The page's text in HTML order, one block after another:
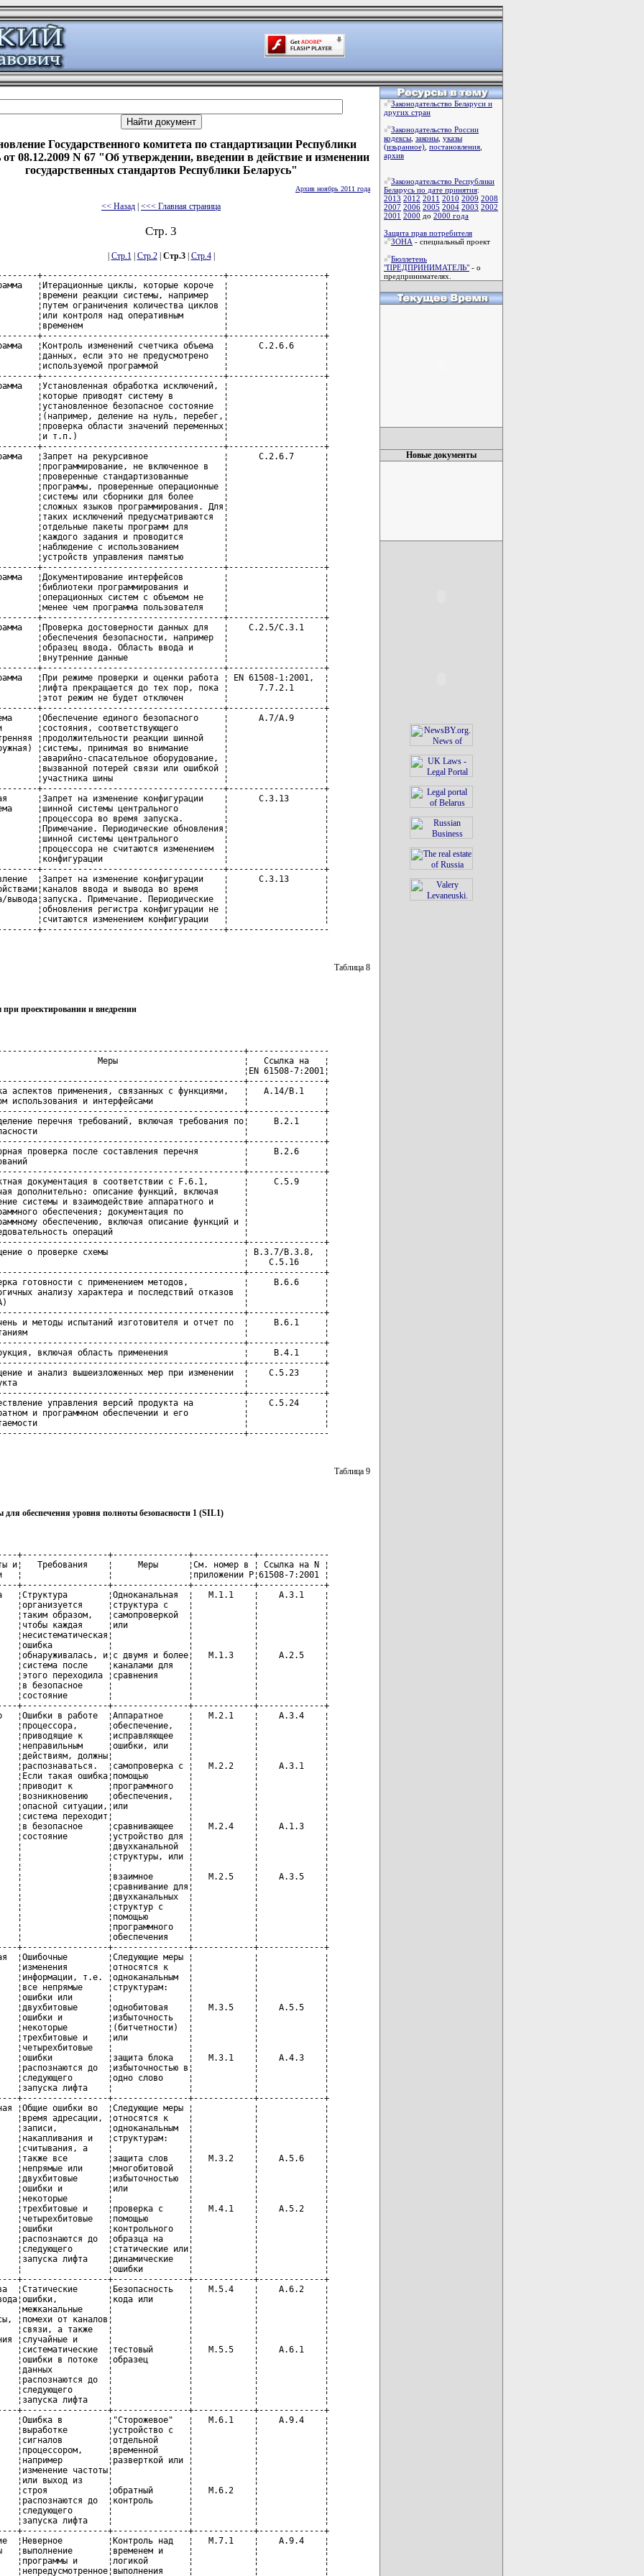
Государственного комитета по стандартизации Республики
от 08.12.2009 N 67 "Об утверждении, введении в действие и изменении
государственных стандартов Республики Беларусь"
Архив ноябрь 2011 года
<< Назад | <<< Главная страница
Стр. 3
| Стр.1 | Стр.2| Стр.3| Стр.4|
+------------------------------------+-------------------+
¦Итерационные циклы, которые короче  ¦                   ¦
¦времени реакции системы, например   ¦                   ¦
¦путем ограничения количества циклов ¦                   ¦
¦или контроля над оперативным        ¦                   ¦
¦временем                            ¦                   ¦
+------------------------------------+-------------------+
¦Контроль изменений счетчика объема  ¦      С.2.6.6      ¦
¦данных, если это не предусмотрено   ¦                   ¦
¦используемой программой             ¦                   ¦
+------------------------------------+-------------------+
¦Установленная обработка исключений, ¦                   ¦
¦которые приводят систему в          ¦                   ¦
¦установленное безопасное состояние  ¦                   ¦
¦(например, деление на нуль, перебег,¦                   ¦
¦проверка области значений переменных¦                   ¦
¦и т.п.)                             ¦                   ¦
+------------------------------------+-------------------+
¦Запрет на рекурсивное               ¦      С.2.6.7      ¦
¦программирование, не включенное в   ¦                   ¦
¦проверенные стандартизованные       ¦                   ¦
¦программы, проверенные операционные ¦                   ¦
¦системы или сборники для более      ¦                   ¦
¦сложных языков программирования. Для¦                   ¦
¦таких исключений предусматриваются  ¦                   ¦
¦отдельные пакеты программ для       ¦                   ¦
¦каждого задания и проводится        ¦                   ¦
¦наблюдение с использованием         ¦                   ¦
¦устройств управления памятью        ¦                   ¦
+------------------------------------+-------------------+
¦Документирование интерфейсов        ¦                   ¦
¦библиотеки программирования и       ¦                   ¦
¦операционных систем с объемом не    ¦                   ¦
¦менее чем программа пользователя    ¦                   ¦
+------------------------------------+-------------------+
¦Проверка достоверности данных для   ¦    С.2.5/С.3.1    ¦
¦обеспечения безопасности, например  ¦                   ¦
¦образец ввода. Область ввода и      ¦                   ¦
¦внутренние данные                   ¦                   ¦
+------------------------------------+-------------------+
¦При режиме проверки и оценки работа ¦ EN 61508-1:2001,  ¦
¦лифта прекращается до тех пор, пока ¦      7.7.2.1      ¦
¦этот режим не будет отключен        ¦                   ¦
+------------------------------------+-------------------+
¦Обеспечение единого безопасного     ¦      А.7/А.9      ¦
¦состояния, соответствующего         ¦                   ¦
¦продолжительности реакции шинной    ¦                   ¦
¦системы, принимая во внимание       ¦                   ¦
¦аварийно-спасательное оборудование, ¦                   ¦
¦вызванной потерей связи или ошибкой ¦                   ¦
¦участника шины                      ¦                   ¦
+------------------------------------+-------------------+
¦Запрет на изменение конфигурации    ¦      С.3.13       ¦
¦шинной системы центрального         ¦                   ¦
¦процессора во время запуска.        ¦                   ¦
¦Примечание. Периодические обновления¦                   ¦
¦шинной системы центрального         ¦                   ¦
¦процессора не считаются изменением  ¦                   ¦
¦конфигурации                        ¦                   ¦
+------------------------------------+-------------------+
¦Запрет на изменение конфигурации    ¦      С.3.13       ¦
ввода и вывода во время     ¦                   ¦
вывода¦запуска. Примечание. Периодические  ¦                   ¦
¦обновления регистра конфигурации не ¦                   ¦
¦считаются изменением конфигурации   ¦                   ¦
+------------------------------------+--------------------
Таблица 8
проектировании и внедрении
+----------------
Меры                         ¦   Ссылка на   ¦
¦EN 61508-7:2001¦
+---------------+
аспектов применения, связанных с функциями,   ¦   А.14/В.1    ¦
использования и интерфейсами                  ¦               ¦
+---------------+
перечня требований, включая требования по¦     В.2.1     ¦
¦               ¦
+---------------+
проверка после составления перечня         ¦     В.2.6     ¦
¦               ¦
+---------------+
документация в соответствии с F.6.1,       ¦     С.5.9     ¦
дополнительно: описание функций, включая     ¦               ¦
системы и взаимодействие аппаратного и      ¦               ¦
обеспечения; документация по            ¦               ¦
обеспечению, включая описание функций и ¦               ¦
операций                          ¦               ¦
+---------------+
о проверке схемы                           ¦ В.3.7/В.3.8,  ¦
¦    С.5.16     ¦
+---------------+
готовности с применением методов,           ¦     В.6.6     ¦
анализу характера и последствий отказов  ¦               ¦
¦               ¦
+---------------+
и методы испытаний изготовителя и отчет по  ¦     В.6.1     ¦
¦               ¦
+---------------+
включая область применения               ¦     В.4.1     ¦
+---------------+
и анализ вышеизложенных мер при изменении  ¦    С.5.23     ¦
¦               ¦
+---------------+
управления версий продукта на          ¦    С.5.24     ¦
и программном обеспечении и его           ¦               ¦
¦               ¦
+----------------
Таблица 9
для обеспечения уровня полноты безопасности 1 (SIL1)
+-----------------+---------------+------------+--------------
и¦   Требования    ¦     Меры      ¦См. номер в ¦ Ссылка на N ¦
¦                 ¦               ¦приложении Р¦61508-7:2001 ¦
+-----------------+---------------+------------+-------------+
¦Структура        ¦Одноканальная  ¦   М.1.1    ¦    А.3.1    ¦
¦организуется     ¦структура с    ¦            ¦             ¦
¦таким образом,   ¦самопроверкой  ¦            ¦             ¦
¦чтобы каждая     ¦или            ¦            ¦             ¦
¦несистематическая¦               ¦            ¦             ¦
¦ошибка           ¦               ¦            ¦             ¦
и¦с двумя и более¦   М.1.3    ¦    А.2.5    ¦
¦система после    ¦каналами для   ¦            ¦             ¦
¦этого переходила ¦сравнения      ¦            ¦             ¦
¦в безопасное     ¦               ¦            ¦             ¦
¦состояние        ¦               ¦            ¦             ¦
+-----------------+---------------+------------+-------------+
¦Ошибки в работе  ¦Аппаратное     ¦   М.2.1    ¦    А.3.4    ¦
¦процессора,      ¦обеспечение,   ¦            ¦             ¦
¦приводящие к     ¦исправляющее   ¦            ¦             ¦
¦неправильным     ¦ошибки, или    ¦            ¦             ¦
¦действиям, должны¦               ¦            ¦             ¦
¦самопроверка с ¦   М.2.2    ¦    А.3.1    ¦
¦Если такая ошибка¦помощью        ¦            ¦             ¦
¦приводит к       ¦программного   ¦            ¦             ¦
¦возникновению    ¦обеспечения,   ¦            ¦             ¦
¦опасной ситуации,¦или            ¦            ¦             ¦
¦система переходит¦               ¦            ¦             ¦
безопасное     ¦сравнивающее   ¦   М.2.4    ¦    А.1.3    ¦
¦состояние        ¦устройство для ¦            ¦             ¦
¦                 ¦двухканальной  ¦            ¦             ¦
¦                 ¦структуры, или ¦            ¦             ¦
¦                 ¦               ¦            ¦             ¦
¦                 ¦взаимное       ¦   М.2.5    ¦    А.3.5    ¦
¦                 ¦сравнивание для¦            ¦             ¦
¦                 ¦двухканальных  ¦            ¦             ¦
¦                 ¦структур с     ¦            ¦             ¦
¦                 ¦помощью        ¦            ¦             ¦
¦                 ¦программного   ¦            ¦             ¦
¦                 ¦обеспечения    ¦            ¦             ¦
+-----------------+---------------+------------+-------------+
¦Ошибочные        ¦Следующие меры ¦            ¦             ¦
¦изменения        ¦относятся к    ¦            ¦             ¦
¦информации, т.е. ¦одноканальным  ¦            ¦             ¦
¦все непрямые     ¦структурам:    ¦            ¦             ¦
¦ошибки или       ¦               ¦            ¦             ¦
¦однобитовая    ¦   М.3.5    ¦    А.5.5    ¦
¦ошибки и         ¦избыточность   ¦            ¦             ¦
¦некоторые        ¦(битчетности)  ¦            ¦             ¦
¦трехбитовые и    ¦или            ¦            ¦             ¦
¦четырехбитовые   ¦               ¦            ¦             ¦
¦ошибки           ¦защита блока   ¦   М.3.1    ¦    А.4.3    ¦
до  ¦избыточностью в¦            ¦             ¦
¦следующего       ¦одно слово     ¦            ¦             ¦
¦запуска лифта    ¦               ¦            ¦             ¦
+-----------------+---------------+------------+-------------+
¦Общие ошибки во  ¦Следующие меры ¦            ¦             ¦
¦время адресации, ¦относятся к    ¦            ¦             ¦
¦записи,          ¦одноканальным  ¦            ¦             ¦
¦накапливания и   ¦структурам:    ¦            ¦             ¦
¦считывания, а    ¦               ¦            ¦             ¦
¦также все        ¦защита слов    ¦   М.3.2    ¦    А.5.6    ¦
¦непрямые или     ¦многобитовой   ¦            ¦             ¦
¦двухбитовые      ¦избыточностью  ¦            ¦             ¦
¦ошибки и         ¦или            ¦            ¦             ¦
¦некоторые        ¦               ¦            ¦             ¦
и    ¦проверка с     ¦   М.4.1    ¦    А.5.2    ¦
¦четырехбитовые   ¦помощью        ¦            ¦             ¦
¦ошибки           ¦контрольного   ¦            ¦             ¦
¦распознаются до  ¦образца на     ¦            ¦             ¦
¦следующего       ¦статические или¦            ¦             ¦
¦запуска лифта    ¦динамические   ¦            ¦             ¦
¦                 ¦ошибки         ¦            ¦             ¦
+-----------------+---------------+------------+-------------+
¦Статические      ¦Безопасность   ¦   М.5.4    ¦    А.6.2    ¦
¦кода или       ¦            ¦             ¦
¦межканальные     ¦               ¦            ¦             ¦
¦помехи от каналов¦               ¦            ¦             ¦
¦связи, а также   ¦               ¦            ¦             ¦
¦случайные и      ¦               ¦            ¦             ¦
¦систематические  ¦тестовый       ¦   М.5.5    ¦    А.6.1    ¦
¦ошибки в потоке  ¦образец        ¦            ¦             ¦
¦данных           ¦               ¦            ¦             ¦
¦распознаются до  ¦               ¦            ¦             ¦
¦следующего       ¦               ¦            ¦             ¦
¦запуска лифта    ¦               ¦            ¦             ¦
+-----------------+---------------+------------+-------------+
¦Ошибка в         ¦"Сторожевое"   ¦   М.6.1    ¦    А.9.4    ¦
¦выработке        ¦устройство с   ¦            ¦             ¦
¦сигналов         ¦отдельной      ¦            ¦             ¦
¦процессором,     ¦временной      ¦            ¦             ¦
¦например         ¦разверткой или ¦            ¦             ¦
¦изменение частоты¦               ¦            ¦             ¦
¦или выход из     ¦               ¦            ¦             ¦
¦строя            ¦обратный       ¦   М.6.2    ¦             ¦
¦распознаются до  ¦контроль       ¦            ¦             ¦
¦следующего       ¦               ¦            ¦             ¦
¦запуска лифта    ¦               ¦            ¦             ¦
+-----------------+---------------+------------+-------------+
¦Неверное         ¦Контроль над   ¦   М.7.1    ¦    А.9.4    ¦
¦выполнение       ¦временем и     ¦            ¦             ¦
¦программы и      ¦логикой        ¦            ¦             ¦
¦            ¦             ¦
Законодательство Беларуси и
других стран
Законодательство России
кодексы законы указы
(изьранное) постановления
архив
Законодательство Республики
Беларусь по дате принятия:
2013 2012 2011 2010 2009 2008
2007 2006 2005 2004 2003 2002
2001 2000 до 2000 года
Защита прав потребителя
ЗОНА - специальный проект
Бюллетень
"ПРЕДПРИНИМАТЕЛЬ" - о
предпринимателях.
Новые документы